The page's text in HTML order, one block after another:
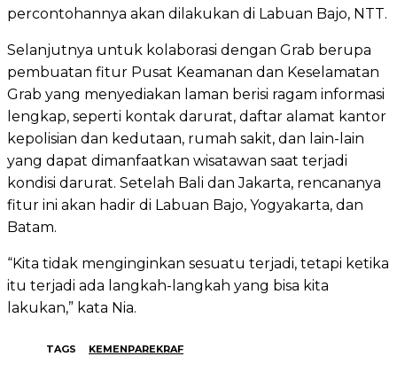
percontohannya akan dilakukan di Labuan Bajo, NTT.
Selanjutnya untuk kolaborasi dengan Grab berupa
pembuatan fitur Pusat Keamanan dan Keselamatan
Grab yang menyediakan laman berisi ragam informasi
lengkap, seperti kontak darurat, daftar alamat kantor
kepolisian dan kedutaan, rumah sakit, dan lain-lain
yang dapat dimanfaatkan wisatawan saat terjadi
kondisi darurat. Setelah Bali dan Jakarta, rencananya
fitur ini akan hadir di Labuan Bajo, Yogyakarta, dan
Batam.
“Kita tidak menginginkan sesuatu terjadi, tetapi ketika
itu terjadi ada langkah-langkah yang bisa kita
lakukan,” kata Nia.
TAGS KEMENPAREKRAF